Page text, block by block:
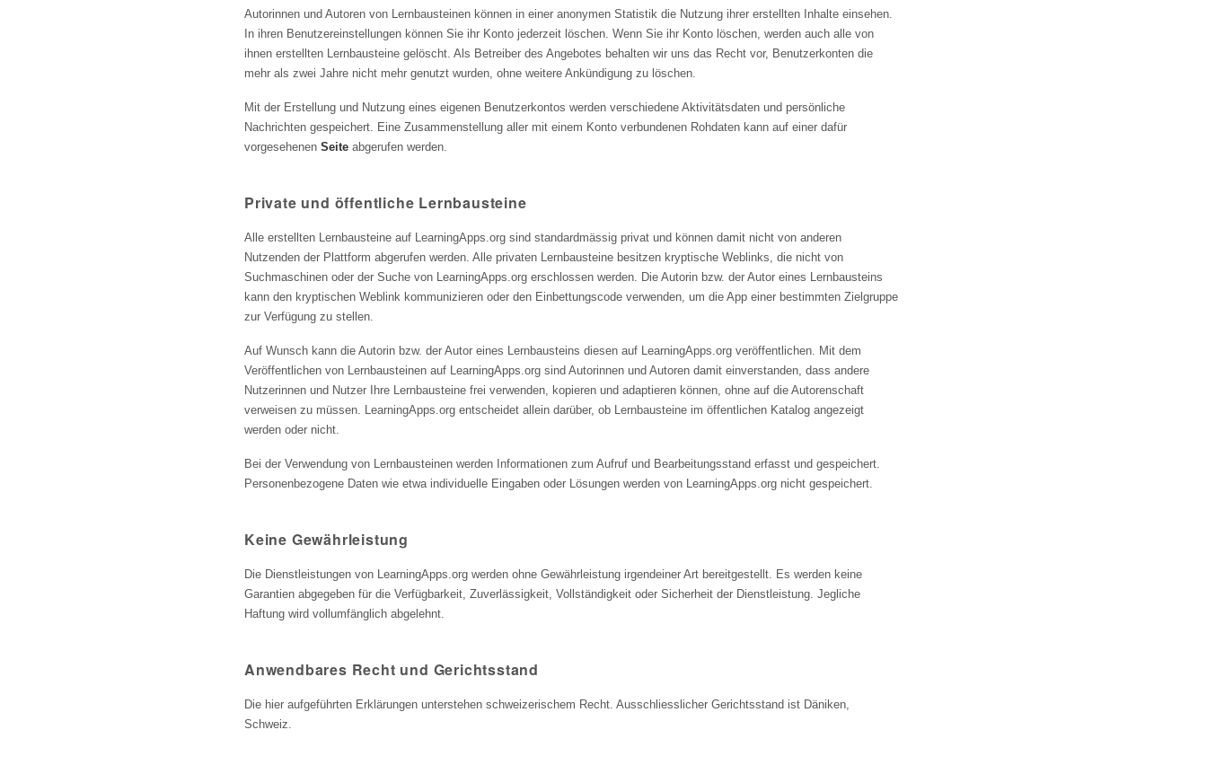
Autorinnen und Autoren von Lernbausteinen können in einer anonymen Statistik die Nutzung ihrer erstellten Inhalte einsehen.
In ihren Benutzereinstellungen können Sie ihr Konto jederzeit löschen. Wenn Sie ihr Konto löschen, werden auch alle von
ihnen erstellten Lernbausteine gelöscht. Als Betreiber des Angebotes behalten wir uns das Recht vor, Benutzerkonten die
mehr als zwei Jahre nicht mehr genutzt wurden, ohne weitere Ankündigung zu löschen.
Mit der Erstellung und Nutzung eines eigenen Benutzerkontos werden verschiedene Aktivitätsdaten und persönliche
Nachrichten gespeichert. Eine Zusammenstellung aller mit einem Konto verbundenen Rohdaten kann auf einer dafür
vorgesehenen Seite abgerufen werden.
Private und öffentliche Lernbausteine
Alle erstellten Lernbausteine auf LearningApps.org sind standardmässig privat und können damit nicht von anderen
Nutzenden der Plattform abgerufen werden. Alle privaten Lernbausteine besitzen kryptische Weblinks, die nicht von
Suchmaschinen oder der Suche von LearningApps.org erschlossen werden. Die Autorin bzw. der Autor eines Lernbausteins
kann den kryptischen Weblink kommunizieren oder den Einbettungscode verwenden, um die App einer bestimmten Zielgruppe
zur Verfügung zu stellen.
Auf Wunsch kann die Autorin bzw. der Autor eines Lernbausteins diesen auf LearningApps.org veröffentlichen. Mit dem
Veröffentlichen von Lernbausteinen auf LearningApps.org sind Autorinnen und Autoren damit einverstanden, dass andere
Nutzerinnen und Nutzer Ihre Lernbausteine frei verwenden, kopieren und adaptieren können, ohne auf die Autorenschaft
verweisen zu müssen. LearningApps.org entscheidet allein darüber, ob Lernbausteine im öffentlichen Katalog angezeigt
werden oder nicht.
Bei der Verwendung von Lernbausteinen werden Informationen zum Aufruf und Bearbeitungsstand erfasst und gespeichert.
Personenbezogene Daten wie etwa individuelle Eingaben oder Lösungen werden von LearningApps.org nicht gespeichert.
Keine Gewährleistung
Die Dienstleistungen von LearningApps.org werden ohne Gewährleistung irgendeiner Art bereitgestellt. Es werden keine
Garantien abgegeben für die Verfügbarkeit, Zuverlässigkeit, Vollständigkeit oder Sicherheit der Dienstleistung. Jegliche
Haftung wird vollumfänglich abgelehnt.
Anwendbares Recht und Gerichtsstand
Die hier aufgeführten Erklärungen unterstehen schweizerischem Recht. Ausschliesslicher Gerichtsstand ist Däniken,
Schweiz.